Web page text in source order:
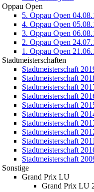
Oppau Open
5. Oppau Open
4. Oppau Open
3. Oppau Open
2. Oppau Open
1. Oppau Open
Stadtmeisterschaften
Stadtmeisterschaft
Stadtmeisterschaft
Stadtmeisterschaft
Stadtmeisterschaft
Stadtmeisterschaft
Stadtmeisterschaft
Stadtmeisterschaft
Stadtmeisterschaft
Stadtmeisterschaft 2011
Stadtmeisterschaft
Stadtmeisterschaft
Sonstige
Grand Prix LU
Grand Prix LU